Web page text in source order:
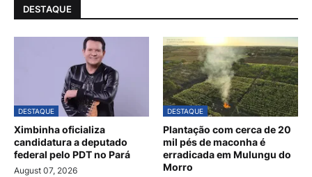
DESTAQUE
DESTAQUE
Ximbinha oficializa
candidatura a deputado
federal pelo PDT no Pará
August 07, 2026
DESTAQUE
Plantação com cerca de 20
mil pés de maconha é
erradicada em Mulungu do
Morro